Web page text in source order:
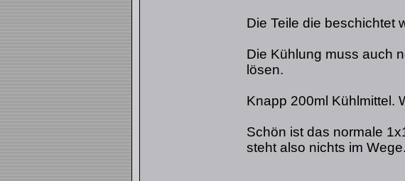
Die Teile die beschichtet
Die Kühlung muss auch
lösen.
Knapp 200ml Kühlmittel.
Schön ist das normale
steht also nichts im Wege.